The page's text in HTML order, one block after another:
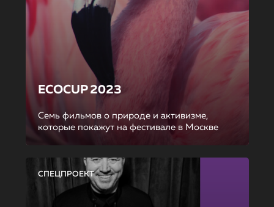
ECOCUP 2023
Семь фильмов о природе и активизме,
которые покажут на фестивале в Москве
СПЕЦПРОЕКТ